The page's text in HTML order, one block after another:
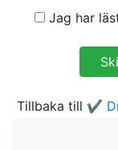
Jag har
Tillbaka till ✔️